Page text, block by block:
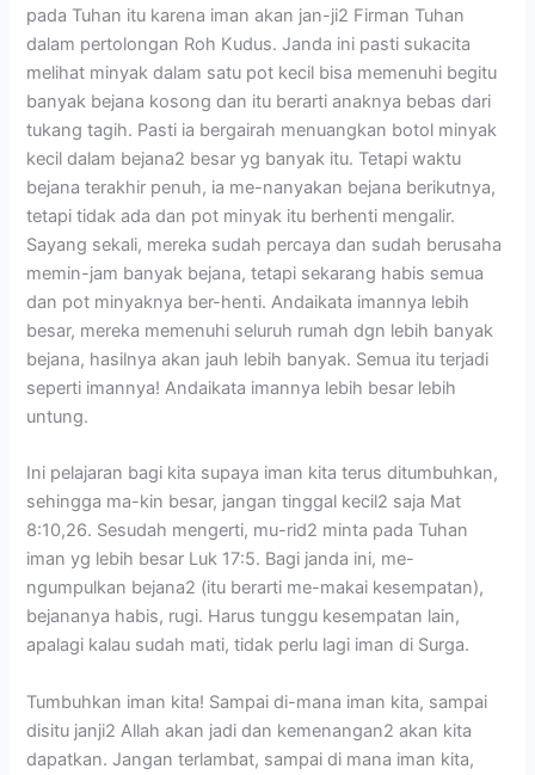
pada Tuhan itu karena iman akan jan-ji2 Firman Tuhan
dalam pertolongan Roh Kudus. Janda ini pasti sukacita
melihat minyak dalam satu pot kecil bisa memenuhi begitu
banyak bejana kosong dan itu berarti anaknya bebas dari
tukang tagih. Pasti ia bergairah menuangkan botol minyak
kecil dalam bejana2 besar yg banyak itu. Tetapi waktu
bejana terakhir penuh, ia me-nanyakan bejana berikutnya,
tetapi tidak ada dan pot minyak itu berhenti mengalir.
Sayang sekali, mereka sudah percaya dan sudah berusaha
memin-jam banyak bejana, tetapi sekarang habis semua
dan pot minyaknya ber-henti. Andaikata imannya lebih
besar, mereka memenuhi seluruh rumah dgn lebih banyak
bejana, hasilnya akan jauh lebih banyak. Semua itu terjadi
seperti imannya! Andaikata imannya lebih besar lebih
untung.
Ini pelajaran bagi kita supaya iman kita terus ditumbuhkan,
sehingga ma-kin besar, jangan tinggal kecil2 saja Mat
8:10,26. Sesudah mengerti, mu-rid2 minta pada Tuhan
iman yg lebih besar Luk 17:5. Bagi janda ini, me-
ngumpulkan bejana2 (itu berarti me-makai kesempatan),
bejananya habis, rugi. Harus tunggu kesempatan lain,
apalagi kalau sudah mati, tidak perlu lagi iman di Surga.
Tumbuhkan iman kita! Sampai di-mana iman kita, sampai
disitu janji2 Allah akan jadi dan kemenangan2 akan kita
dapatkan. Jangan terlambat, sampai di mana iman kita,